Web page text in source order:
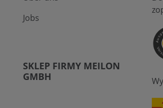
Jobs
SKLEP FIRMY MEILON
GMBH